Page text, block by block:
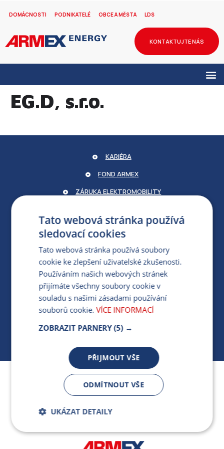
DOMÁCNOSTI PODNIKATELÉ OBCE A MĚSTA LDS
KONTAKTUJTE NÁS
EG.D, s.r.o.
Jsme součástí skupiny ARMEX a členem Asociace
nezávislých dodavatelů energií.
KARIÉRA
FOND ARMEX
ZÁRUKA ELEKTROMOBILITY
PRO MÉDIA
MÁM DOTAZ KE STÁVAJÍCÍ SMLOUVĚ
412 154 154
PO-PÁ 7:30-17:00
Tato webová stránka používá
sledovací cookies
Tato webová stránka používá soubory
cookie ke zlepšení uživatelské zkušenosti.
Používáním našich webových stránek
přijímáte všechny soubory cookie v
souladu s našimi zásadami používání
souborů cookie. VÍCE INFORMACÍ
ZOBRAZIT PARNERY (5) →
PŘIJMOUT VŠE
ODMÍTNOUT VŠE
UKÁZAT DETAILY
Bezpodmínečně
nutné soubory
Výkonnostní